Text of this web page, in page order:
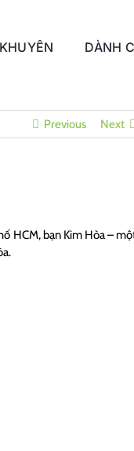
DÀNH
Previous Next
HCM, bạn Kim Hòa –